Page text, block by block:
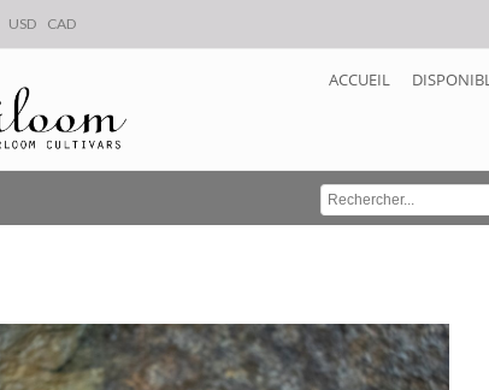
USD CAD
ACCUEIL